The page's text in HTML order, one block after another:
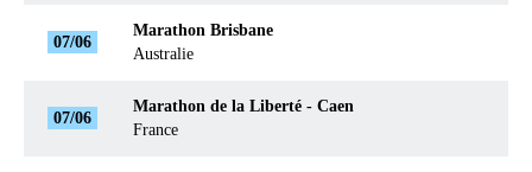
07/06
Marathon Brisbane
Australie
07/06
Marathon de la Liberté - Caen
France